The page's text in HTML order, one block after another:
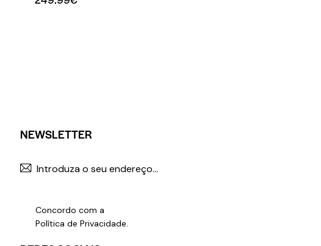
NEWSLETTER
Concordo com a
Política de Privacidade.